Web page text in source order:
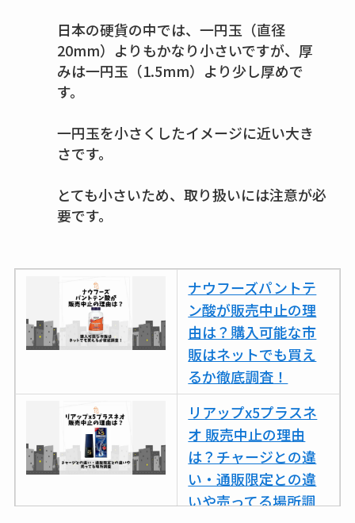
日本の硬貨の中では、一円玉（直径
20mm）よりもかなり小さいですが、厚
みは一円玉（1.5mm）より少し厚めで
す。
一円玉を小さくしたイメージに近い大き
さです。
とても小さいため、取り扱いには注意が必
要です。
ナウフーズパントテ
ン酸が販売中止の理
由は？購入可能な市
販はネットでも買え
るか徹底調査！
リアップx5プラスネ
オ 販売中止の理由
は？チャージとの違
い・通販限定との違
いや売ってる場所調